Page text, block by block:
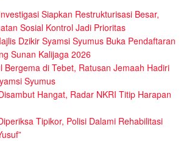
Siapkan Restrukturisasi Besar,
Sosial Kontrol Jadi Prioritas
Dzikir Syamsi Syumus Buka Pendaftaran
Sunan Kalijaga 2026
Bergema di Tebet, Ratusan Jemaah Hadiri
Syumus
Hangat, Radar NKRI Titip Harapan
Tipikor, Polisi Dalami Rehabilitasi